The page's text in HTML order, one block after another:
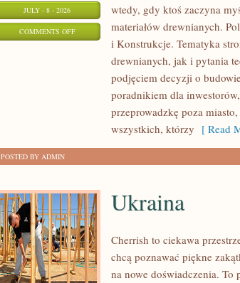
JULY - 8 - 2026
COMMENTS OFFON
FINANSOWANIE
wtedy, gdy ktoś zaczyna
materiałów drewnianych.
i Konstrukcje. Tematyka
drewnianych, jak i pytania
podjęciem decyzji o
poradnikiem dla
przeprowadzkę poza
wszystkich, którzy [ Read
POSTED BY ADMIN
Ukraina
Cherrish to ciekawa
chcą poznawać piękne
na nowe doświadczenia. To